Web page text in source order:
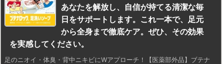
あなたを解放し、自信が持てる清潔な毎
日をサポートします。これ一本で、足元
から全身まで徹底ケア。ぜひ、その効果
を実感してください。
足のニオイ・体臭・背中ニキビにWアプローチ！【医薬部外品】ブテナ